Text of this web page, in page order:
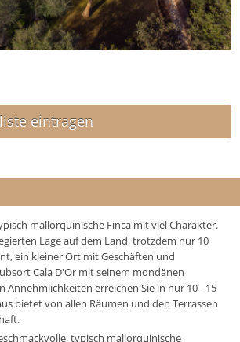
eintragen
mallorquinische Finca mit viel Charakter.
Lage auf dem Land, trotzdem nur 10
ein kleiner Ort mit Geschäften und
Cala D'Or mit seinem mondänen
erreichen Sie in nur 10 - 15
bietet von allen Räumen und den Terrassen
typisch mallorquinische